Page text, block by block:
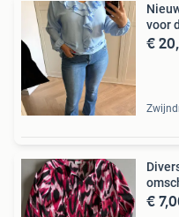
voor
€
€